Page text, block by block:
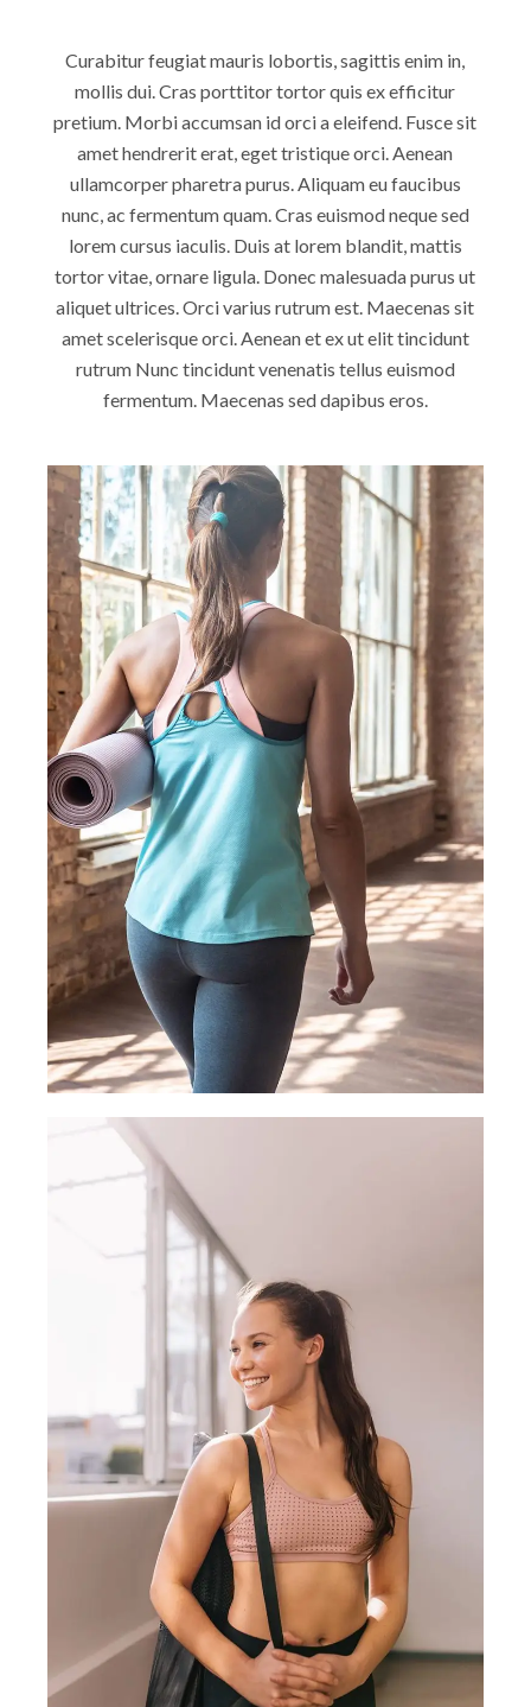
Curabitur feugiat mauris lobortis, sagittis enim in,
mollis dui. Cras porttitor tortor quis ex efficitur
pretium. Morbi accumsan id orci a eleifend. Fusce sit
amet hendrerit erat, eget tristique orci. Aenean
ullamcorper pharetra purus. Aliquam eu faucibus
nunc, ac fermentum quam. Cras euismod neque sed
lorem cursus iaculis. Duis at lorem blandit, mattis
tortor vitae, ornare ligula. Donec malesuada purus ut
aliquet ultrices. Orci varius rutrum est. Maecenas sit
amet scelerisque orci. Aenean et ex ut elit tincidunt
rutrum Nunc tincidunt venenatis tellus euismod
fermentum. Maecenas sed dapibus eros.